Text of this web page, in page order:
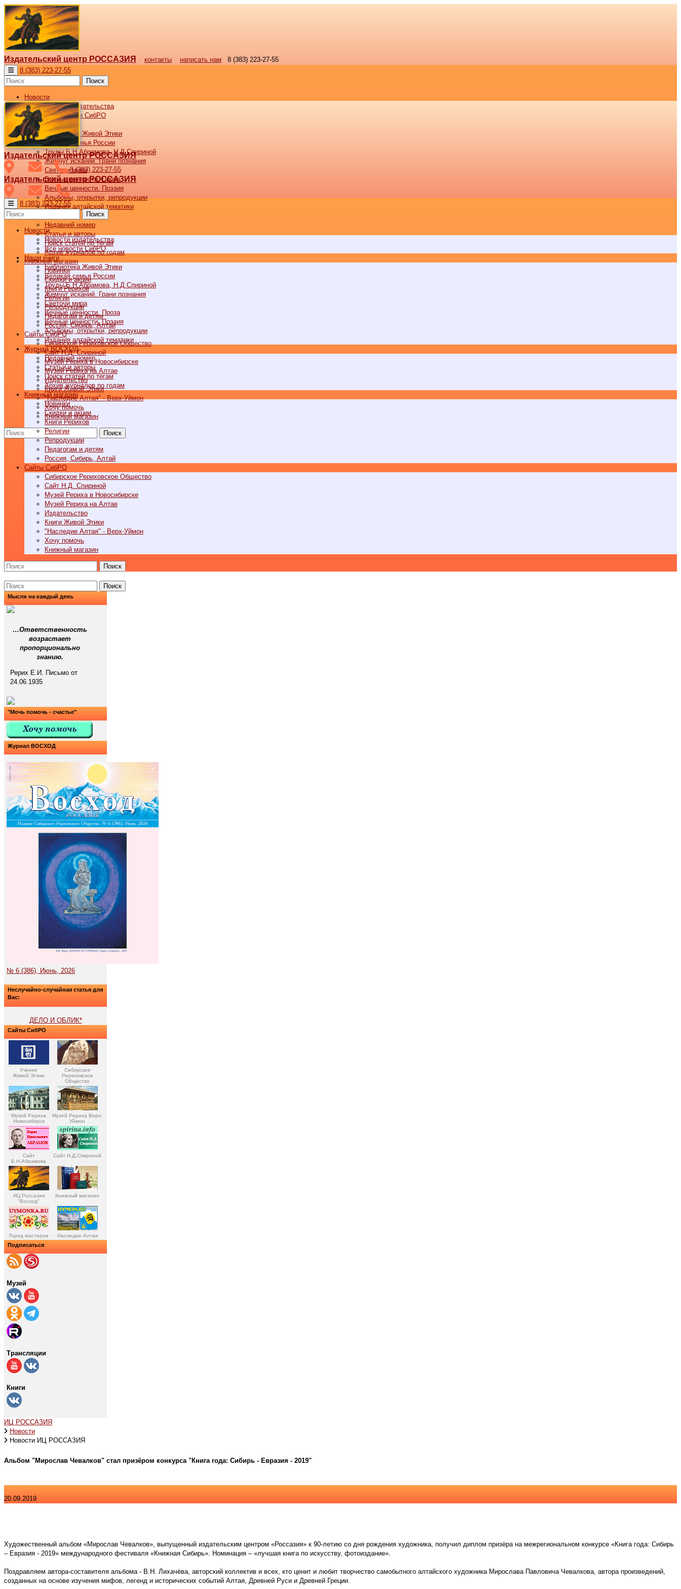
Издательский центр РОССАЗИЯ контакты написать нам
8 (383) 223-27-55
8 (383) 223-27-55
Поиск
Новости
Новости издательства
Все новости СибРО
Наши книги
Библиотека Живой Этики
Великая семья России
Труды Б.Н.Абрамова, Н.Д.Спириной
Жемчуг исканий. Грани познания
Светочи мира
Вечные ценности. Проза
Вечные ценности. Поэзия
Альбомы, открытки, репродукции
Издания алтайской тематики
Недавний номер
Статьи и авторы
Поиск статей по тегам
Архив журналов по годам
Книжный магазин
Новинки
Скидки и акции
Книги Рерихов
Религии
Репродукции
Педагогам и детям
Россия, Сибирь, Алтай
Cайты СибРО
Сибирское Рериховское Общество
Сайт Н.Д. Спириной
Музей Рериха в Новосибирске
Музей Рериха на Алтае
Издательство
Книги Живой Этики
"Наследие Алтая" - Верх-Уймон
Хочу помочь
Книжный магазин
Поиск
Издательский центр РОССАЗИЯ
8 (383) 223-27-55
Издательский центр РОССАЗИЯ
8 (383) 223-27-55
Поиск
Новости
Новости издательства
Все новости СибРО
Наши книги
Библиотека Живой Этики
Великая семья России
Труды Б.Н.Абрамова, Н.Д.Спириной
Жемчуг исканий. Грани познания
Светочи мира
Вечные ценности. Проза
Вечные ценности. Поэзия
Альбомы, открытки, репродукции
Издания алтайской тематики
Журнал ВОСХОД
Недавний номер
Статьи и авторы
Поиск статей по тегам
Архив журналов по годам
Книжный магазин
Новинки
Скидки и акции
Книги Рерихов
Религии
Репродукции
Педагогам и детям
Россия, Сибирь, Алтай
Cайты СибРО
Сибирское Рериховское Общество
Сайт Н.Д. Спириной
Музей Рериха в Новосибирске
Музей Рериха на Алтае
Издательство
Книги Живой Этики
"Наследие Алтая" - Верх-Уймон
Хочу помочь
Книжный магазин
Поиск
Поиск
Мысли на каждый день
…Ответственность
возрастает
пропорционально
знанию.
Рерих Е.И. Письмо от
24.06.1935
"Мочь помочь - счастье"
Журнал ВОСХОД
№ 6 (386), Июнь, 2026
Неслучайно-случайная статья для
Вас:
ДЕЛО И ОБЛИК*
Сайты СибРО
Учение
Живой Этики
Сибирское
Рериховское
Общество
Музей Рериха
Новосибирск
Музей Рериха Верх-
Уймон
Сайт
Б.Н.Абрамова
Сайт Н.Д.Спириной
ИЦ Россазия
"Восход"
Книжный магазин
Город мастеров Наследие Алтая
Подписаться
Музей
Трансляции
Книги
ИЦ РОССАЗИЯ
Новости
Новости ИЦ РОССАЗИЯ
Альбом "Мирослав Чевалков" стал призёром конкурса "Книга года: Сибирь - Евразия - 2019"
20.09.2019
Художественный альбом «Мирослав Чевалков», выпущенный издательским центром «Россазия» к 90-летию со дня рождения художника, получил диплом призёра на межрегиональном конкурсе «Книга года: Сибирь
– Евразия - 2019» международного фестиваля «Книжная Сибирь». Номинация – «лучшая книга по искусству, фотоиздание».
Поздравляем автора-составителя альбома - В.Н. Лихачёва, авторский коллектив и всех, кто ценит и любит творчество самобытного алтайского художника Мирослава Павловича Чевалкова, автора произведений,
созданных на основе изучения мифов, легенд и исторических событий Алтая, Древней Руси и Древней Греции.